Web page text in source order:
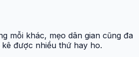
mỗi khác, mẹo dân gian cũng đa
kê được nhiều thứ hay ho.